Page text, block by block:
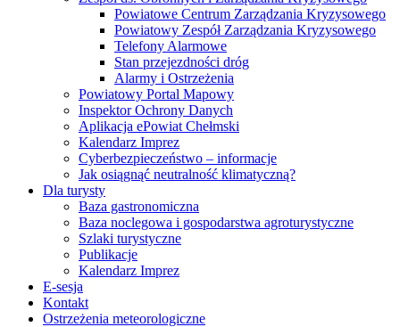
Powiatowe Centrum Zarządzania Kryzysowego
Powiatowy Zespół Zarządzania Kryzysowego
Telefony Alarmowe
Stan przejezdności dróg
Alarmy i Ostrzeżenia
Powiatowy Portal Mapowy
Inspektor Ochrony Danych
Aplikacja ePowiat Chełmski
Kalendarz Imprez
Cyberbezpieczeństwo – informacje
Jak osiągnąć neutralność klimatyczną?
Dla turysty
Baza gastronomiczna
Baza noclegowa i gospodarstwa agroturystyczne
Szlaki turystyczne
Publikacje
Kalendarz Imprez
E-sesja
Kontakt
Ostrzeżenia meteorologiczne